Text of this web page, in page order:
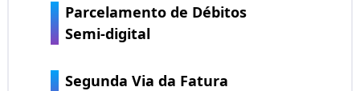
Parcelamento de Débitos
Semi-digital
Segunda Via da Fatura